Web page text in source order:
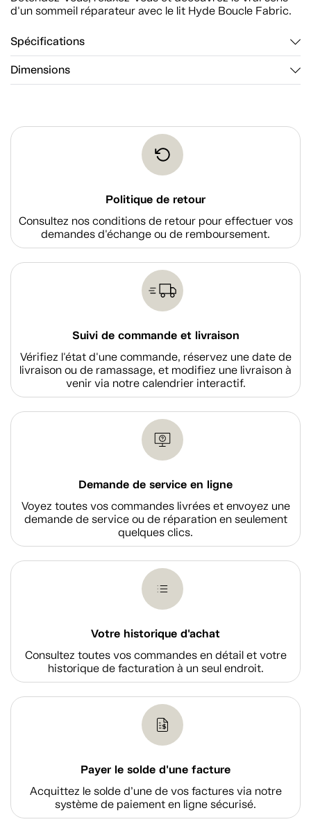
d'un sommeil réparateur avec le lit Hyde Boucle Fabric.
Spécifications
Dimensions
Politique de retour
Consultez nos conditions de retour pour effectuer vos
demandes d'échange ou de remboursement.
Suivi de commande et livraison
Vérifiez l'état d'une commande, réservez une date de
livraison ou de ramassage, et modifiez une livraison à
venir via notre calendrier interactif.
Demande de service en ligne
Voyez toutes vos commandes livrées et envoyez une
demande de service ou de réparation en seulement
quelques clics.
Votre historique d'achat
Consultez toutes vos commandes en détail et votre
historique de facturation à un seul endroit.
Payer le solde d'une facture
Acquittez le solde d’une de vos factures via notre
système de paiement en ligne sécurisé.